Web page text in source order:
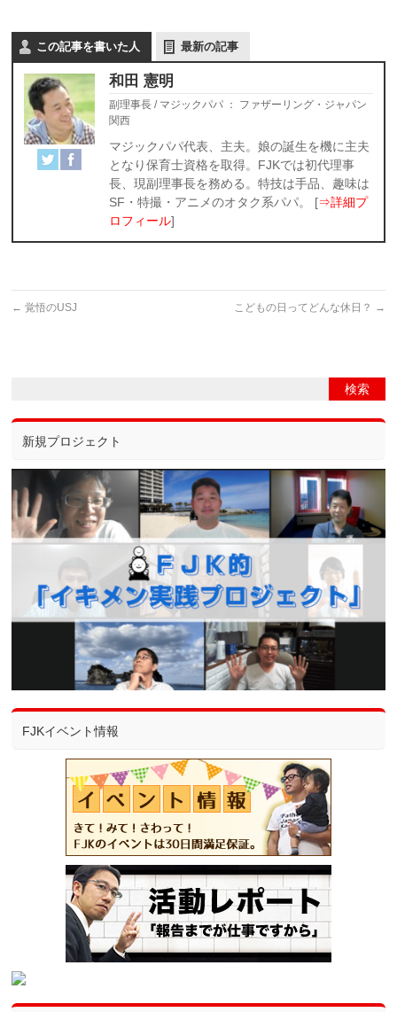
この記事を書いた人 最新の記事
和田 憲明
副理事長 / マジックパパ ： ファザーリング・ジャパン
関西
マジックパパ代表、主夫。娘の誕生を機に主夫
となり保育士資格を取得。FJKでは初代理事
長、現副理事長を務める。特技は手品、趣味は
SF・特撮・アニメのオタク系パパ。 [⇒詳細プ
ロフィール]
← 覚悟のUSJ こどもの日ってどんな休日？ →
新規プロジェクト
FJKイベント情報